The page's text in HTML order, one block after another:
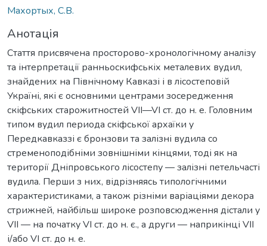
Махортых, С.В.
Анотація
Cтаття присвячена просторово-хронологічному аналізу
та інтерпретації ранньоскифськіх металевих вудил,
знайдених на Північному Кавказі і в лісостеповій
Україні, які є основними центрами зосередження
скіфських старожитностей VII—VI ст. до н. е. Головним
типом вудил периода скіфської архаїки у
Передкавказзі є бронзови та залізні вудила со
стременоподібніми зовнішніми кінцями, тоді як на
території Дніпровського лісостепу — залізні петельчасті
вудила. Перши з них, відрізняясь типологічними
характеристиками, а також різніми варіаціями декора
стрижней, найбільш широке розповсюдження дістали у
VII — на початку VI ст. до н. є., а други — наприкінці VII
і/або VI ст. до н. е.